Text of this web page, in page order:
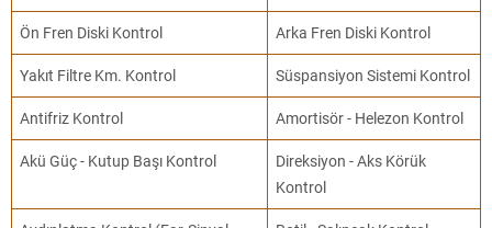
Ön Fren Diski Kontrol Arka Fren Diski Kontrol
Yakıt Filtre Km. Kontrol Süspansiyon Sistemi Kontrol
Antifriz Kontrol Amortisör - Helezon Kontrol
Akü Güç - Kutup Başı Kontrol
Direksiyon - Aks Körük
Kontrol